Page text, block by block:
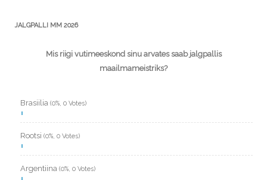
JALGPALLI MM 2026
Mis riigi vutimeeskond sinu arvates saab jalgpallis
maailmameistriks?
Brasiilia (0%, 0 Votes)
Rootsi (0%, 0 Votes)
Argentiina (0%, 0 Votes)